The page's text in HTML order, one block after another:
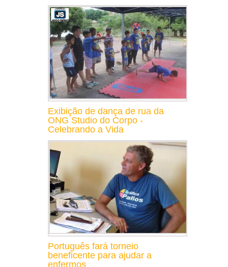
Exibição de dança de rua da
ONG Studio do Corpo -
Celebrando a Vida
Português fará torneio
beneficente para ajudar a
enfermos